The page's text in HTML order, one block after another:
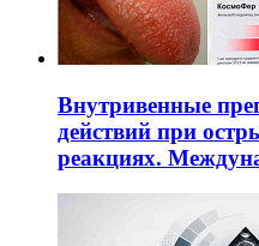
Внутривенные
действий при
реакциях.